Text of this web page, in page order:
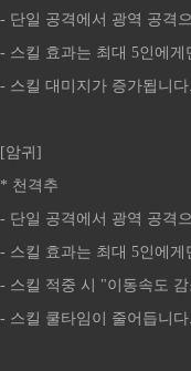
- 단일 공격에서 광역 공격
- 스킬 효과는 최대 5인에
- 스킬 대미지가 증가됩니다.
[암귀]
* 천격추
- 단일 공격에서 광역 공격
- 스킬 효과는 최대 5인에
- 스킬 적중 시 "이동속도
- 스킬 쿨타임이 줄어듭니다.